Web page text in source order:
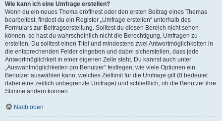
Wie kann ich eine Umfrage erstellen?
Wenn du ein neues Thema eröffnest oder den ersten Beitrag eines Themas
bearbeitest, findest du ein Register „Umfrage erstellen“ unterhalb des
Formulars zur Beitragserstellung. Solltest du diesen Bereich nicht sehen
können, so hast du wahrscheinlich nicht die Berechtigung, Umfragen zu
erstellen. Du solltest einen Titel und mindestens zwei Antwortmöglichkeiten in
die entsprechenden Felder eingeben und dabei sicherstellen, dass jede
Antwortmöglichkeit in einer eigenen Zeile steht. Du kannst auch unter
„Auswahlmöglichkeiten pro Benutzer“ festlegen, wie viele Optionen ein
Benutzer auswählen kann, welches Zeitlimit für die Umfrage gilt (0 bedeutet
dabei eine zeitlich unbegrenzte Umfrage) und schließlich, ob die Benutzer ihre
Stimme ändern können.
Nach oben